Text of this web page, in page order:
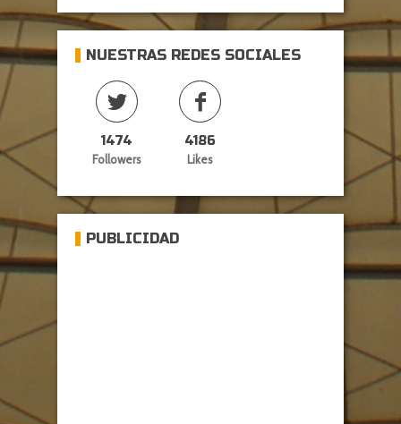
NUESTRAS REDES SOCIALES
1474
Followers
4186
Likes
PUBLICIDAD